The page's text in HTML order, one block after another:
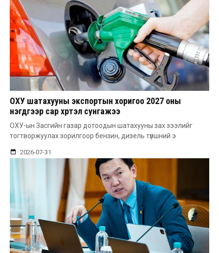
ОХУ шатахууны экспортын хоригоо 2027 оны
нэгдүгээр сар хүртэл сунгажээ
ОХУ-ын Засгийн газар дотоодын шатахууны зах зээлийг
тогтворжуулах зорилгоор бензин, дизель түлшний э
2026-07-31